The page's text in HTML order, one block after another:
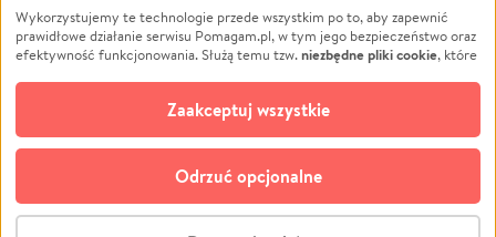
Pomoc Finansowa
Projekty
Pogrzeb
Społeczność lokalna
Kultura
Edukacja
Podróż
Impreza
Ochrona środowiska
Biznes
© CROWDING SP. Z O.O.
Wykorzystujemy te technologie przede wszystkim po to, aby zapewnić
prawidłowe działanie serwisu Pomagam.pl, w tym jego bezpieczeństwo oraz
efektywność funkcjonowania. Służą temu tzw.niezbędne pliki cookie, które
opcjonalnych plików cookie
technologii do celów analitycznych i retargetingowych. Możesz wyrazić
zgodę na ich stosowanie lub jej odmówić. W dowolnym momencie masz
możliwość zmiany swoich preferencji na stronie „Zarządzaj zgodami cookie”,
do której link znajdziesz w stopce serwisu Pomagam.pl. Opcjonalne pliki
cookie wykorzystywane są w następujących celach:
Odrzuć opcjonalne
Zaakceptuj wszystkie